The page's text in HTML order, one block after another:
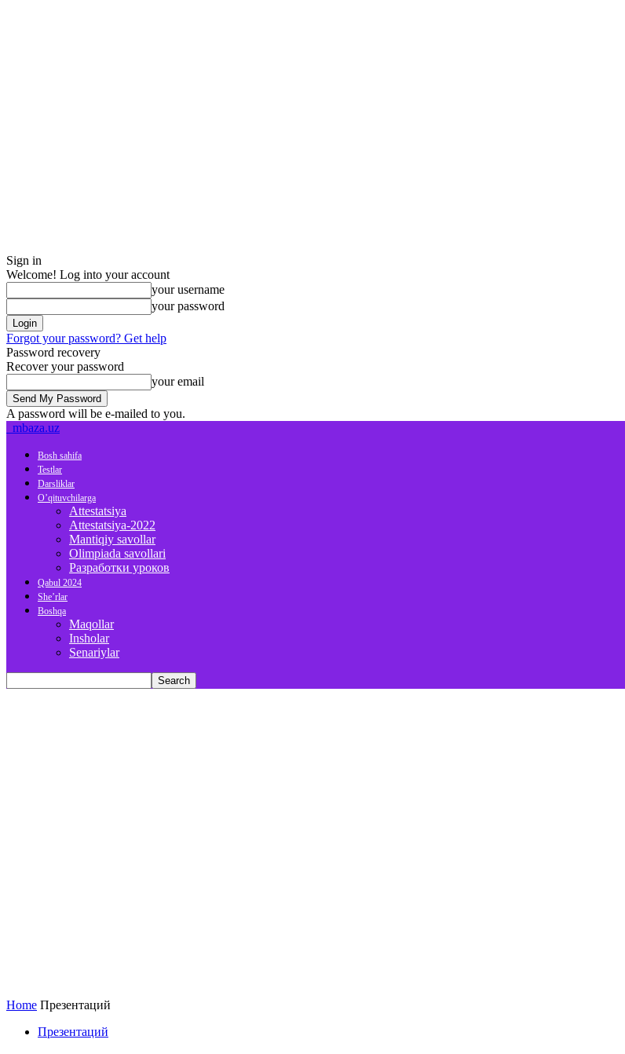
Sign in
Welcome! Log into your account
your username
your password
Forgot your password? Get help
Password recovery
Recover your password
your email
A password will be e-mailed to you.
mbaza.uz
Bosh sahifa
Testlar
Darsliklar
O’qituvchilarga
Attestatsiya
Attestatsiya-2022
Mantiqiy savollar
Olimpiada savollari
Разработки уроков
Qabul 2024
She’rlar
Boshqa
Maqollar
Insholar
Senariylar
Home Презентаций
Презентаций